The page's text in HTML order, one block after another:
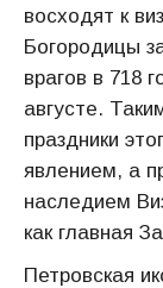
восходят к
Богородицы
врагов в 718
августе.
праздники
явлением, а
наследием
как главная
Петровская